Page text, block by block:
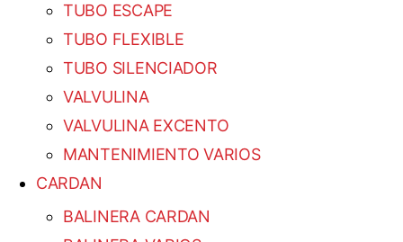
TUBO ESCAPE
TUBO FLEXIBLE
TUBO SILENCIADOR
VALVULINA
VALVULINA EXCENTO
MANTENIMIENTO VARIOS
CARDAN
BALINERA CARDAN